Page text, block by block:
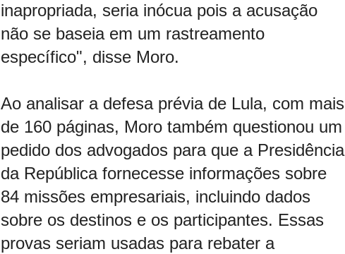
inapropriada, seria inócua pois a acusação
não se baseia em um rastreamento
específico", disse Moro.
Ao analisar a defesa prévia de Lula, com mais
de 160 páginas, Moro também questionou um
pedido dos advogados para que a Presidência
da República fornecesse informações sobre
84 missões empresariais, incluindo dados
sobre os destinos e os participantes. Essas
provas seriam usadas para rebater a